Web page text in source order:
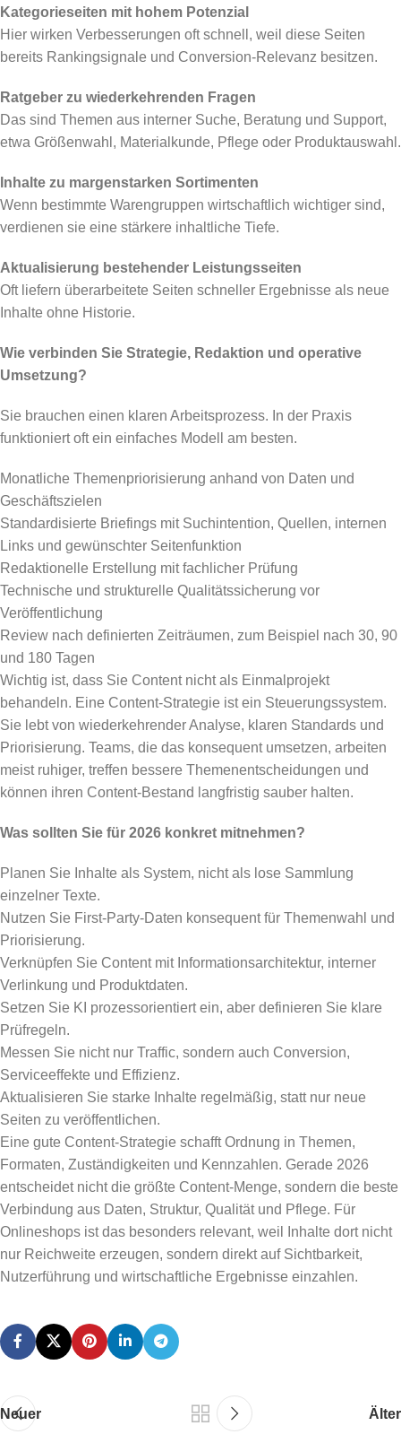
Kategorieseiten mit hohem Potenzial
Hier wirken Verbesserungen oft schnell, weil diese Seiten
bereits Rankingsignale und Conversion-Relevanz besitzen.
Ratgeber zu wiederkehrenden Fragen
Das sind Themen aus interner Suche, Beratung und Support,
etwa Größenwahl, Materialkunde, Pflege oder Produktauswahl.
Inhalte zu margenstarken Sortimenten
Wenn bestimmte Warengruppen wirtschaftlich wichtiger sind,
verdienen sie eine stärkere inhaltliche Tiefe.
Aktualisierung bestehender Leistungsseiten
Oft liefern überarbeitete Seiten schneller Ergebnisse als neue
Inhalte ohne Historie.
Wie verbinden Sie Strategie, Redaktion und operative
Umsetzung?
Sie brauchen einen klaren Arbeitsprozess. In der Praxis
funktioniert oft ein einfaches Modell am besten.
Monatliche Themenpriorisierung anhand von Daten und
Geschäftszielen
Standardisierte Briefings mit Suchintention, Quellen, internen
Links und gewünschter Seitenfunktion
Redaktionelle Erstellung mit fachlicher Prüfung
Technische und strukturelle Qualitätssicherung vor
Veröffentlichung
Review nach definierten Zeiträumen, zum Beispiel nach 30, 90
und 180 Tagen
Wichtig ist, dass Sie Content nicht als Einmalprojekt
behandeln. Eine Content-Strategie ist ein Steuerungssystem.
Sie lebt von wiederkehrender Analyse, klaren Standards und
Priorisierung. Teams, die das konsequent umsetzen, arbeiten
meist ruhiger, treffen bessere Themenentscheidungen und
können ihren Content-Bestand langfristig sauber halten.
Was sollten Sie für 2026 konkret mitnehmen?
Planen Sie Inhalte als System, nicht als lose Sammlung
einzelner Texte.
Nutzen Sie First-Party-Daten konsequent für Themenwahl und
Priorisierung.
Verknüpfen Sie Content mit Informationsarchitektur, interner
Verlinkung und Produktdaten.
Setzen Sie KI prozessorientiert ein, aber definieren Sie klare
Prüfregeln.
Messen Sie nicht nur Traffic, sondern auch Conversion,
Serviceeffekte und Effizienz.
Aktualisieren Sie starke Inhalte regelmäßig, statt nur neue
Seiten zu veröffentlichen.
Eine gute Content-Strategie schafft Ordnung in Themen,
Formaten, Zuständigkeiten und Kennzahlen. Gerade 2026
entscheidet nicht die größte Content-Menge, sondern die beste
Verbindung aus Daten, Struktur, Qualität und Pflege. Für
Onlineshops ist das besonders relevant, weil Inhalte dort nicht
nur Reichweite erzeugen, sondern direkt auf Sichtbarkeit,
Nutzerführung und wirtschaftliche Ergebnisse einzahlen.
Neuer Älter